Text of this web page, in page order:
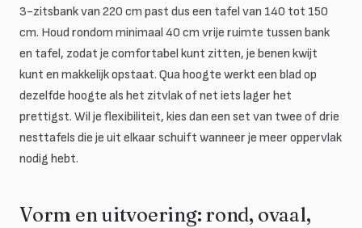
3-zitsbank van 220 cm past dus een tafel van 140 tot 150
cm. Houd rondom minimaal 40 cm vrije ruimte tussen bank
en tafel, zodat je comfortabel kunt zitten, je benen kwijt
kunt en makkelijk opstaat. Qua hoogte werkt een blad op
dezelfde hoogte als het zitvlak of net iets lager het
prettigst. Wil je flexibiliteit, kies dan een set van twee of drie
nesttafels die je uit elkaar schuift wanneer je meer oppervlak
nodig hebt.
Vorm en uitvoering: rond, ovaal,